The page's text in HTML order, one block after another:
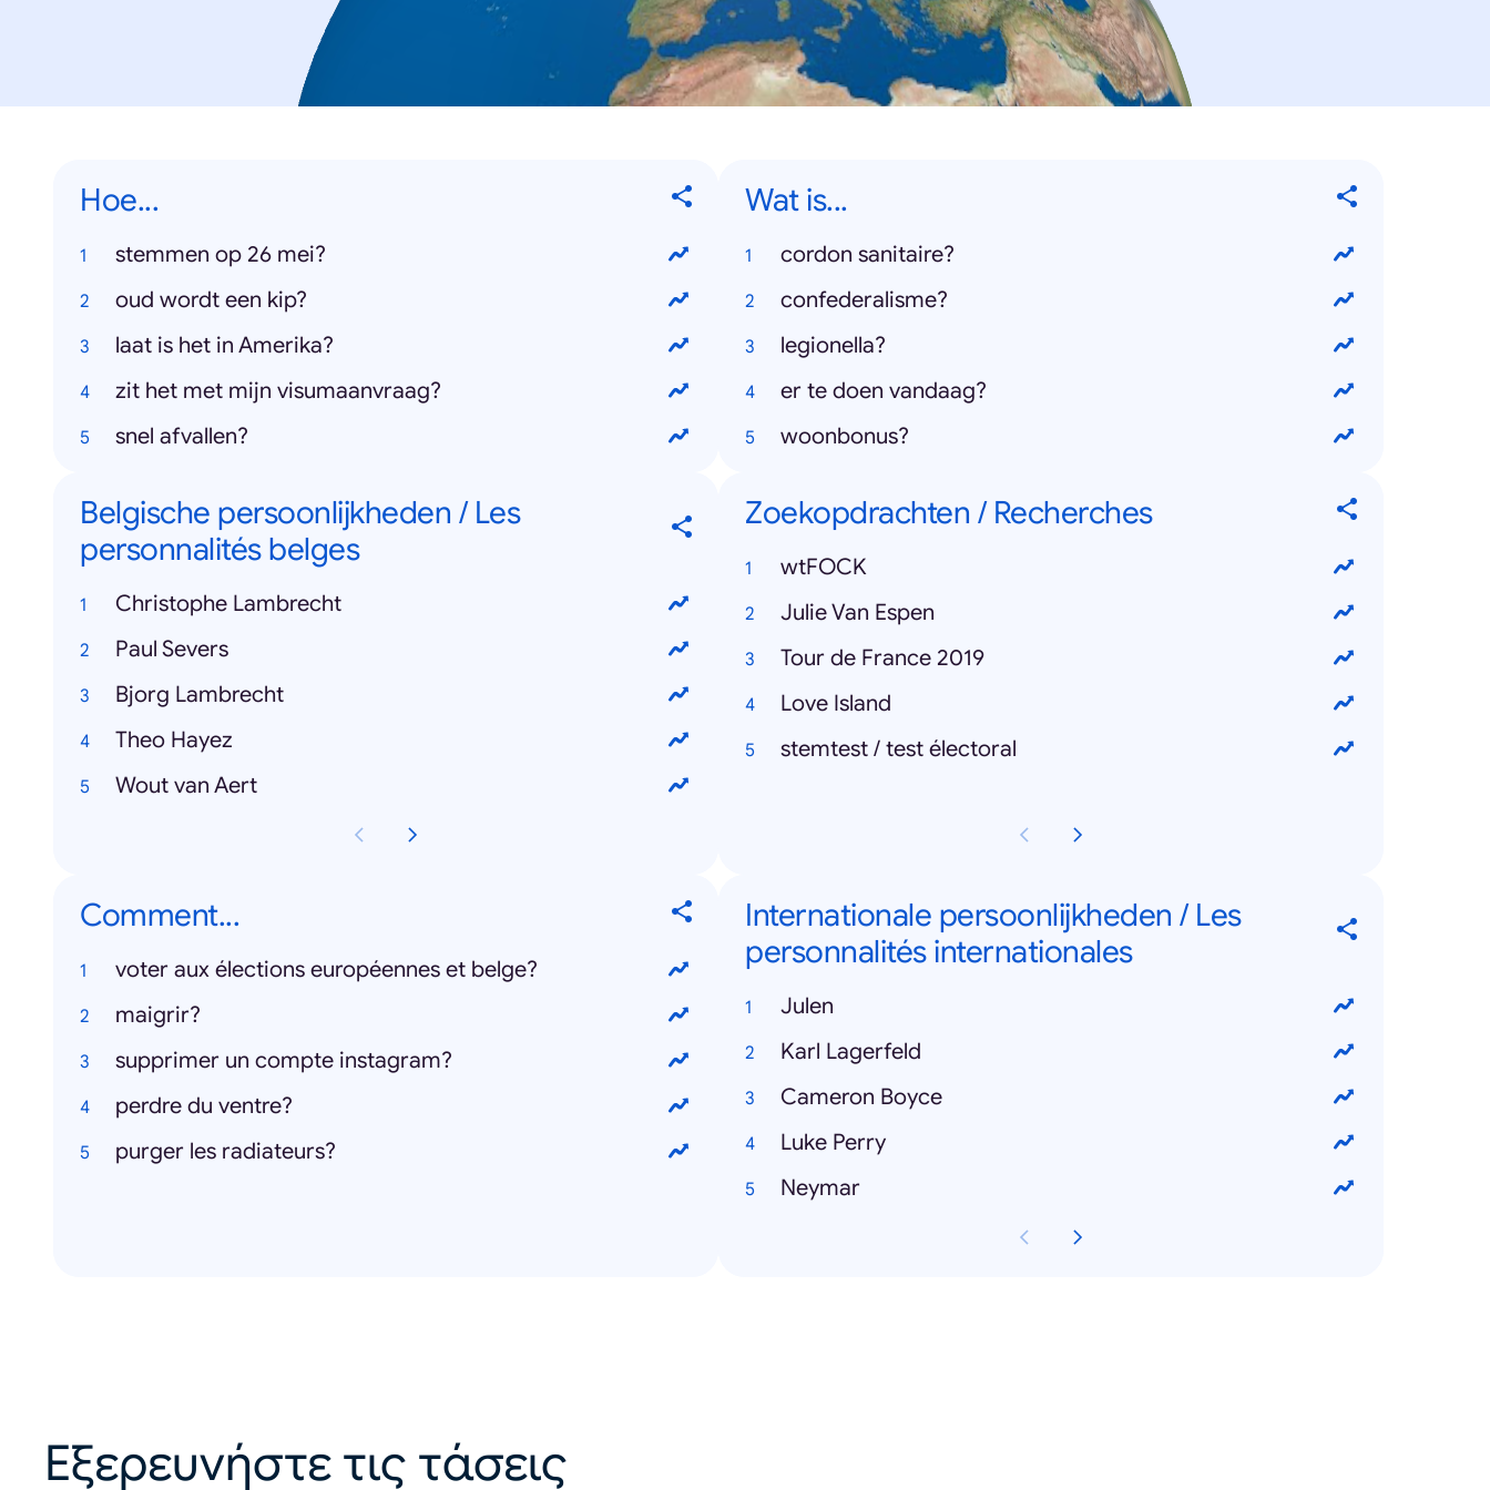
Hoe...
stemmen op 26 mei?
oud wordt een kip?
laat is het in Amerika?
zit het met mijn visumaanvraag?
snel afvallen?
Wat is...
cordon sanitaire?
confederalisme?
legionella?
er te doen vandaag?
woonbonus?
Belgische persoonlijkheden / Les
personnalités belges
Christophe Lambrecht
Paul Severs
Bjorg Lambrecht
Theo Hayez
Wout van Aert
Zoekopdrachten / Recherches
wtFOCK
Julie Van Espen
Tour de France 2019
Love Island
stemtest / test électoral
Comment...
voter aux élections européennes et belge?
maigrir?
supprimer un compte instagram?
perdre du ventre?
purger les radiateurs?
Internationale persoonlijkheden / Les
personnalités internationales
Julen
Karl Lagerfeld
Cameron Boyce
Luke Perry
Neymar
Εξερευνήστε τις τάσεις